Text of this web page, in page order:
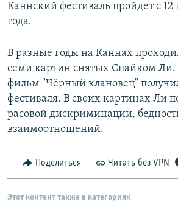
Каннский фестиваль пройдет с 12
года.
В разные годы на Каннах
семи картин снятых Спайком Ли.
фильм "Чёрный клановец"
фестиваля. В своих картинах Ли
расовой дискриминации,
взаимоотношений.
Поделиться Читать без VPN
Этот контент также в категориях